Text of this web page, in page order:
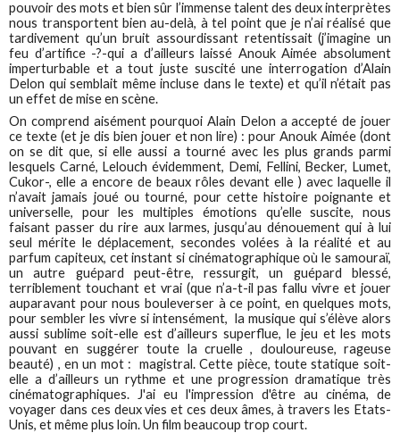
pouvoir des mots et bien sûr l’immense talent des deux interprètes
nous transportent bien au-delà, à tel point que je n’ai réalisé que
tardivement qu’un bruit assourdissant retentissait (j’imagine un
feu d’artifice -?-qui a d’ailleurs laissé Anouk Aimée absolument
imperturbable et a tout juste suscité une interrogation d’Alain
Delon qui semblait même incluse dans le texte) et qu’il n’était pas
un effet de mise en scène.
On comprend aisément pourquoi Alain Delon a accepté de jouer
ce texte (et je dis bien jouer et non lire) : pour Anouk Aimée (dont
on se dit que, si elle aussi a tourné avec les plus grands parmi
lesquels Carné, Lelouch évidemment, Demi, Fellini, Becker, Lumet,
Cukor-, elle a encore de beaux rôles devant elle ) avec laquelle il
n’avait jamais joué ou tourné, pour cette histoire poignante et
universelle, pour les multiples émotions qu’elle suscite, nous
faisant passer du rire aux larmes, jusqu’au dénouement qui à lui
seul mérite le déplacement, secondes volées à la réalité et au
parfum capiteux, cet instant si cinématographique où le samouraï,
un autre guépard peut-être, ressurgit, un guépard blessé,
terriblement touchant et vrai (que n’a-t-il pas fallu vivre et jouer
auparavant pour nous bouleverser à ce point, en quelques mots,
pour sembler les vivre si intensément, la musique qui s’élève alors
aussi sublime soit-elle est d’ailleurs superflue, le jeu et les mots
pouvant en suggérer toute la cruelle , douloureuse, rageuse
beauté) , en un mot : magistral. Cette pièce, toute statique soit-
elle a d’ailleurs un rythme et une progression dramatique très
cinématographiques. J'ai eu l'impression d'être au cinéma, de
voyager dans ces deux vies et ces deux âmes, à travers les Etats-
Unis, et même plus loin. Un film beaucoup trop court.